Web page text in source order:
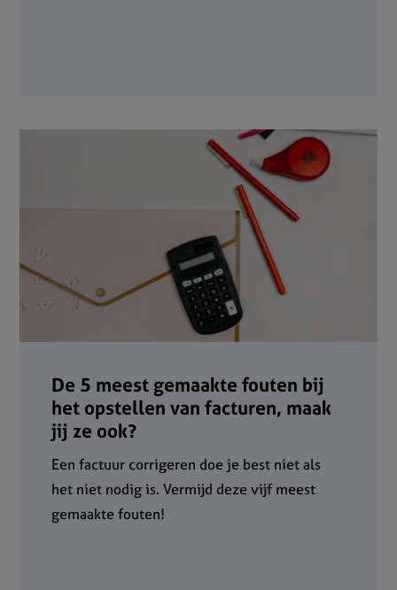
De 5 meest gemaakte fouten bij
het opstellen van facturen, maak
jij ze ook?
Een factuur corrigeren doe je best niet als
het niet nodig is. Vermijd deze vijf meest
gemaakte fouten!